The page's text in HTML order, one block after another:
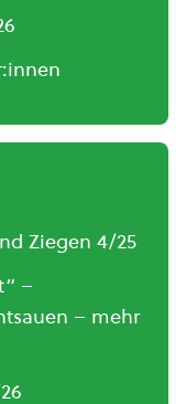
Ziegen 4/25
–
– mehr